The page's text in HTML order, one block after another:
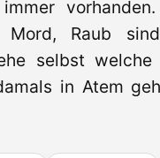
vorhanden.
Mord, Raub
selbst welche
in Atem